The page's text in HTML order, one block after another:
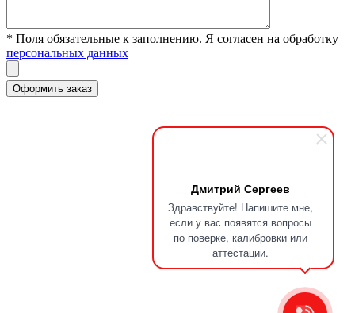
Дмитрий Сергеев
Здравствуйте! Напишите мне,
если у вас появятся вопросы
по поверке, калибровки или
аттестации.
* Поля обязательные к заполнению. Я согласен на обработку
персональных данных